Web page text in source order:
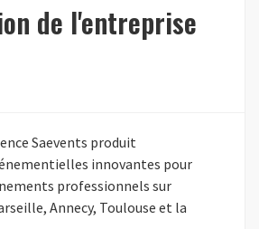
de l'entreprise
Saevents produit
innovantes pour
professionnels sur
Annecy, Toulouse et la